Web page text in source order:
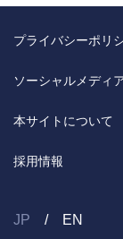
プライバシーポリ
ソーシャルメディ
本サイトについて
採用情報
JP EN